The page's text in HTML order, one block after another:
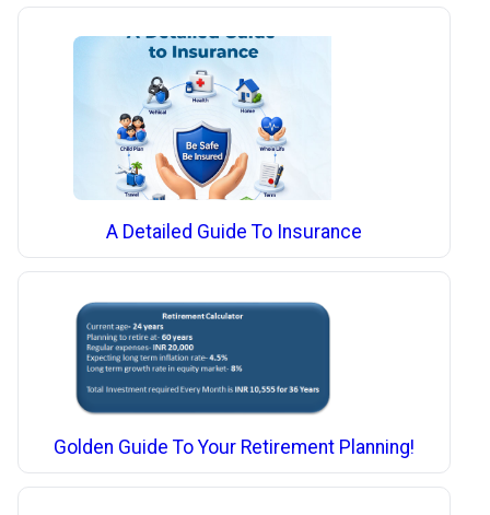
A Detailed Guide To Insurance
Golden Guide To Your Retirement Planning!